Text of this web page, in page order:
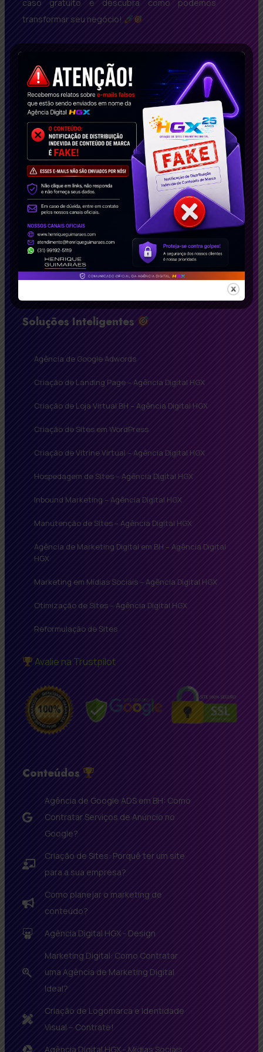
caso gratuito e descubra como podemos
transformar seu negócio!
Conecte-se Conosco!
Soluções Inteligentes
Agência de Google Adwords
Criação de Landing Page – Agência Digital HGX
Criação de Loja Virtual BH – Agência Digital HGX
Criação de Sites em WordPress
Criação de Vitrine Virtual – Agência Digital HGX
Hospedagem de Sites – Agência Digital HGX
Inbound Marketing – Agência Digital HGX
Manutenção de Sites – Agência Digital HGX
Agência de Marketing Digital em BH – Agência Digital
HGX
Marketing em Mídias Sociais – Agência Digital HGX
Otimização de Sites – Agência Digital HGX
Reformulação de Sites
Avalie na Trustpilot
Conteúdos
Agência de Google ADS em BH: Como
Contratar Serviços de Anúncio no
Google?
Criação de Sites: Porquê ter um site
para a sua empresa?
Como planejar o marketing de
conteúdo?
Agência Digital HGX - Design
Marketing Digital: Como Contratar
uma Agência de Marketing Digital
Ideal?
Criação de Logomarca e Identidade
Visual – Contrate!
Agência Digital HGX - Mídias Sociais